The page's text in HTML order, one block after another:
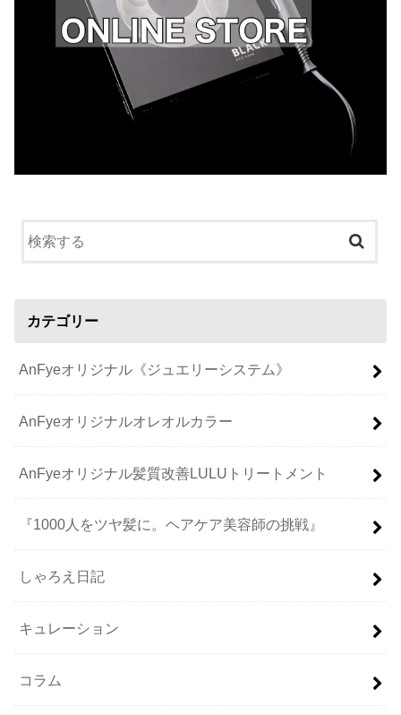
カテゴリー
AnFyeオリジナル《ジュエリーシステム》
AnFyeオリジナルオレオルカラー
AnFyeオリジナル髪質改善LULUトリートメント
『1000人をツヤ髪に。ヘアケア美容師の挑戦』
しゃろえ日記
キュレーション
コラム